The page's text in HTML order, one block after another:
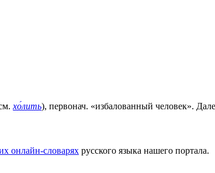
хо́лить), первонач. «избалованный человек».
онлайн-словарях русского языка нашего портала.